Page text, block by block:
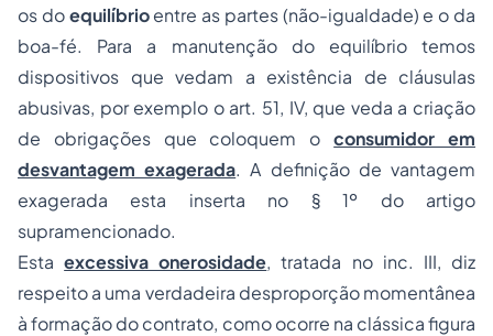
os doequilíbrioentre as partes (não-igualdade) e o da
boa-fé. Para a manutenção do equilíbrio temos
dispositivos que vedam a existência de cláusulas
abusivas, por exemplo o art. 51, IV, que veda a criação
de obrigações que coloquem oconsumidor em
desvantagem exagerada. A definição de vantagem
exagerada esta inserta no § 1º do artigo
supramencionado.
Estaexcessiva onerosidade, tratada no inc. III, diz
respeito a uma verdadeira desproporção momentânea
à formação do contrato, como ocorre na clássica figura